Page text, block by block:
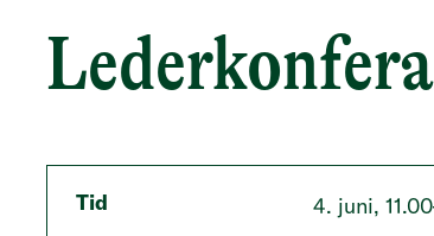
Tid 4. juni,